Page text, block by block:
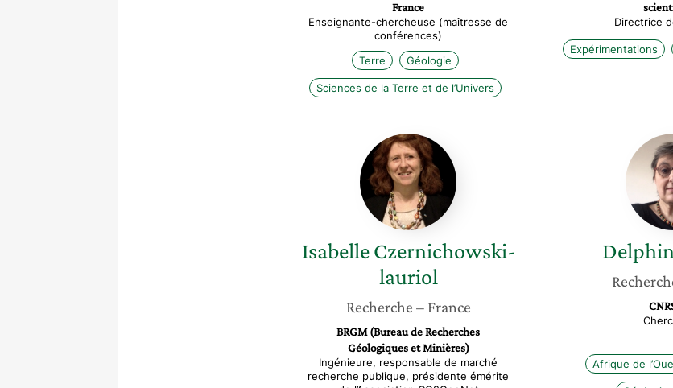
France
Enseignante-chercheuse (maîtresse de
conférences)
Terre
Géologie
Sciences de la Terre et de l’Univers
Directrice
Expérimentations
Isabelle
Czernichowski-
lauriol
Isabelle Czernichowski-
lauriol
Recherche – France
BRGM (Bureau de Recherches
Géologiques et Minières)
Ingénieure, responsable de marché
recherche publique, présidente émérite
Afrique de